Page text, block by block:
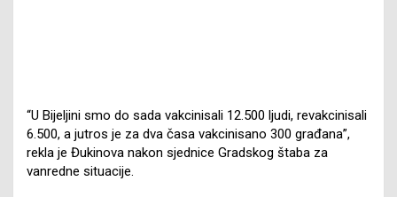
“U Bijeljini smo do sada vakcinisali 12.500 ljudi, revakcinisali
6.500, a jutros je za dva časa vakcinisano 300 građana”,
rekla je Đukinova nakon sjednice Gradskog štaba za
vanredne situacije.